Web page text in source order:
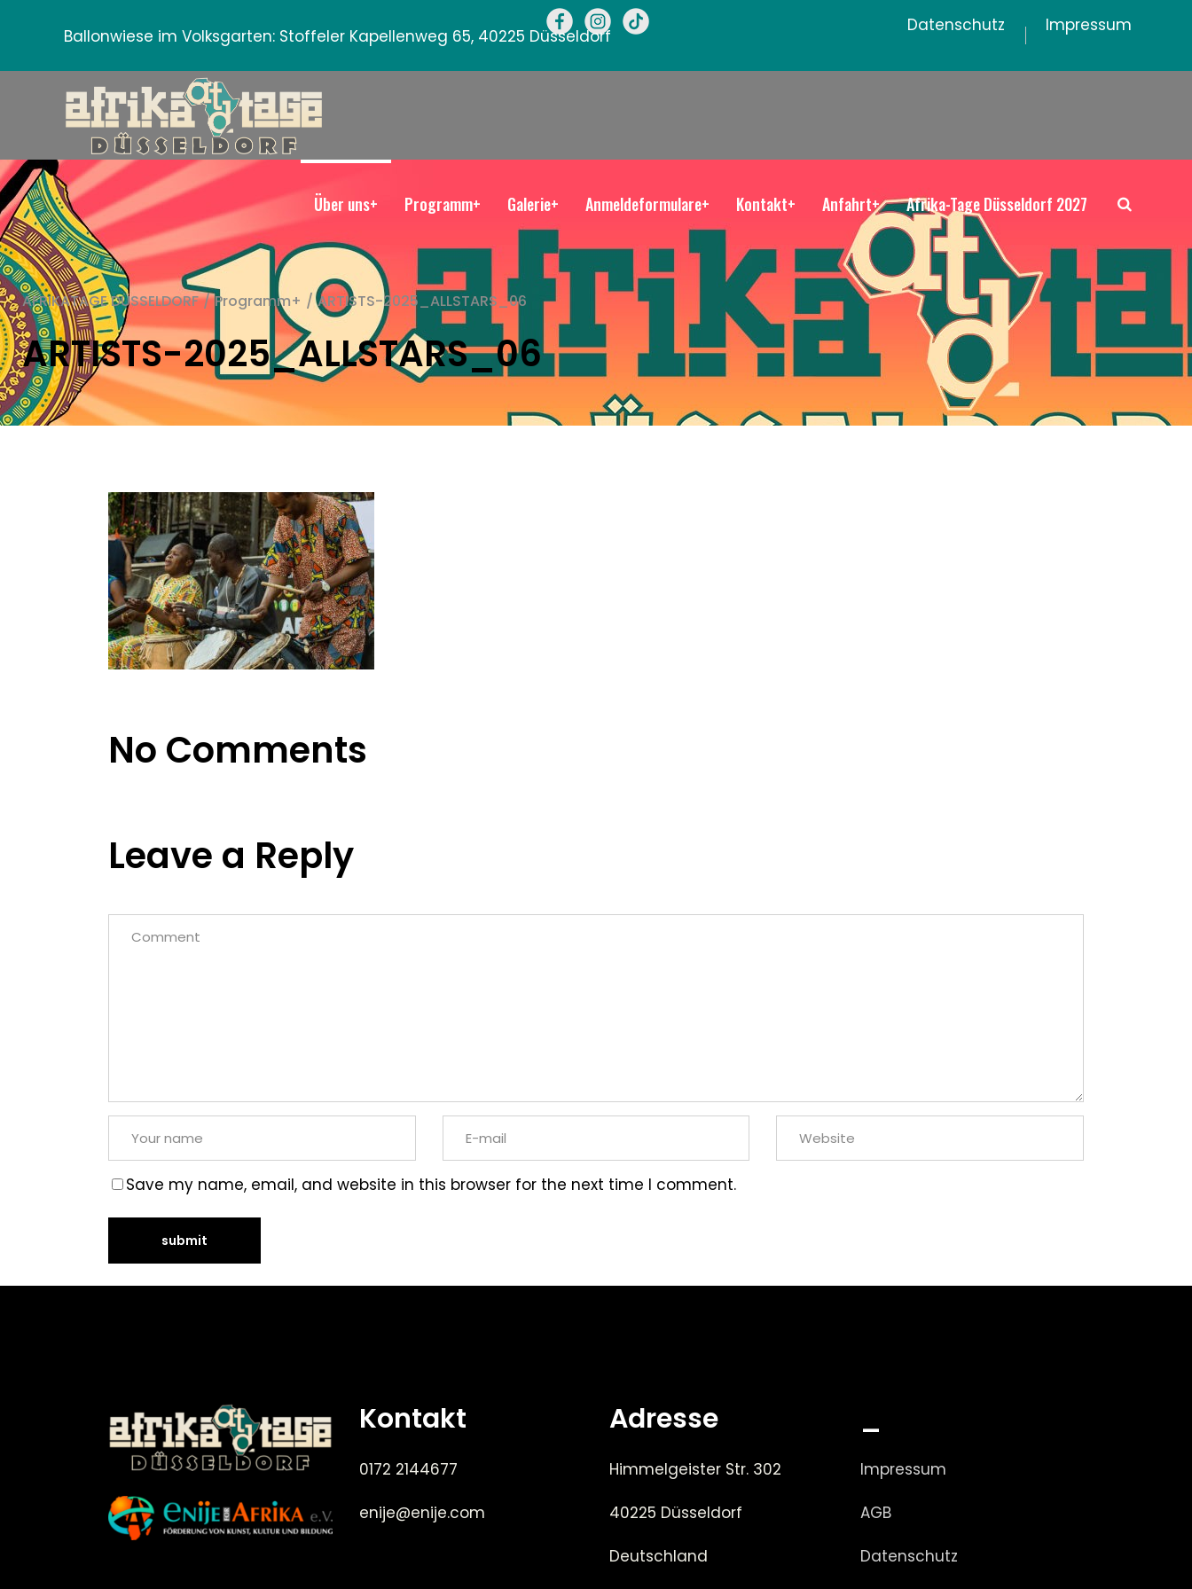
Ballonwiese im Volksgarten: Stoffeler Kapellenweg 65, 40225 Düsseldorf
Datenschutz Impressum
Über uns+ Programm+ Galerie+ Anmeldeformulare+ Kontakt+ Anfahrt+ Afrika-Tage Düsseldorf 2027
AFRIKATAGE DÜSSELDORF / Programm+ / ARTISTS-2025_ALLSTARS_06
ARTISTS-2025_ALLSTARS_06
No Comments
Leave a Reply
Save my name, email, and website in this browser for the next time I comment.
Kontakt
0172 2144677
enije@enije.com
Adresse
Himmelgeister Str. 302
40225 Düsseldorf
Deutschland
_
Impressum
AGB
Datenschutz